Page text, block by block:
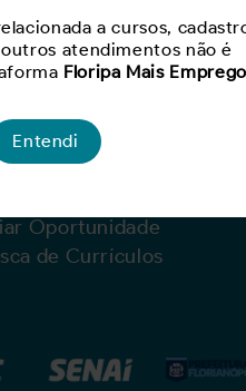
Oportunidade
de Currículos
a cursos,
atendimentos não é
Floripa Mais
Entendi